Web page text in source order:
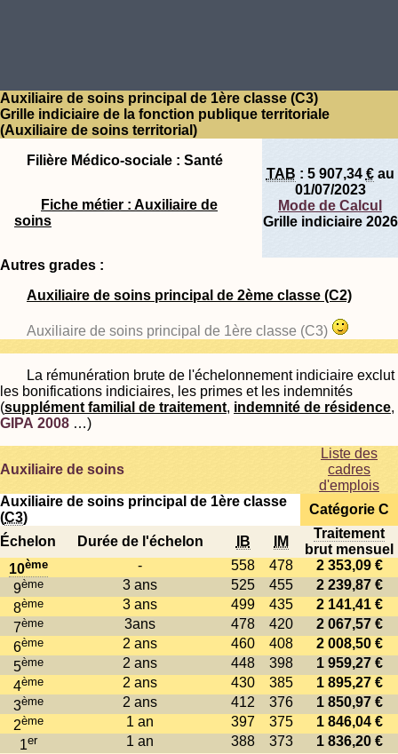
Auxiliaire de soins principal de 1ère classe (C3)
Grille indiciaire de la fonction publique territoriale
(Auxiliaire de soins territorial)
Filière Médico-sociale : Santé
Fiche métier : Auxiliaire de
soins
TAB : 5 907,34 €au
01/07/2023
Mode de Calcul
Grille indiciaire 2026
Autres grades :
Auxiliaire de soins principal de 2ème classe (C2)
Auxiliaire de soins principal de 1ère classe (C3)
La rémunération brute de l'échelonnement indiciaire exclut
les bonifications indiciaires, les primes et les indemnités
(supplément familial de traitement, indemnité de résidence,
GIPA 2008 …)
Auxiliaire de soins
Liste des
cadres
d'emplois
Auxiliaire de soins principal de 1ère classe
(C3)
Catégorie C
Échelon Durée de l'échelon IB IM
Traitement
brut mensuel
10ème - 558 478
2 353,09 €
9ème 3 ans 525 455
2 239,87 €
8ème 3 ans 499 435
2 141,41 €
7ème 3ans 478 420
2 067,57 €
6ème 2 ans 460 408
2 008,50 €
5ème 2 ans 448 398
1 959,27 €
4ème 2 ans 430 385
1 895,27 €
3ème 2 ans 412 376
1 850,97 €
2ème 1 an 397 375
1 846,04 €
1er 1 an 388 373 1 836,20 €